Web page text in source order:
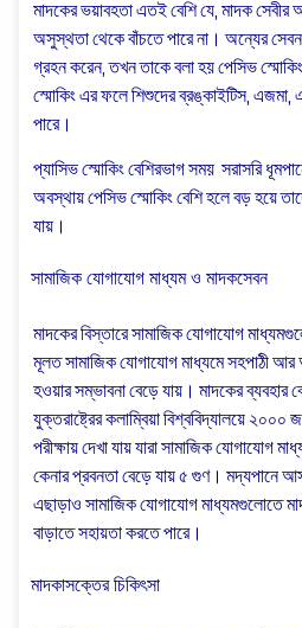
মাদকের ভয়াবহতা এতই বেশি যে, মাদক সেবীর
অসুস্থতা থেকে বাঁচতে পারে না। অন্যের
গ্রহন করেন, তখন তাকে বলা হয় পেসিভ
স্মোকিং এর ফলে শিশুদের ব্রঙ্কাইটিস, এজমা,
পারে।
প্যাসিভ স্মোকিং বেশিরভাগ সময় সরাসরি
অবস্থায় পেসিভ স্মোকিং বেশি হলে বড় হয়ে
যায়।
সামাজিক যোগাযোগ মাধ্যম ও মাদকসেবন
মাদকের বিস্তারে সামাজিক যোগাযোগ
মূলত সামাজিক যোগাযোগ মাধ্যমে সহপাঠী আর
হওয়ার সম্ভাবনা বেড়ে যায়। মাদকের ব্যবহার
যুক্তরাষ্ট্রের কলাম্বিয়া বিশ্ববিদ্যালয়ে
পরীক্ষায় দেখা যায় যারা সামাজিক যোগাযোগ
কেনার প্রবনতা বেড়ে যায় ৫ গুণ। মদ্যপানে
এছাড়াও সামাজিক যোগাযোগ মাধ্যমগুলোতে
বাড়াতে সহায়তা করতে পারে।
মাদকাসক্তের চিকিৎসা